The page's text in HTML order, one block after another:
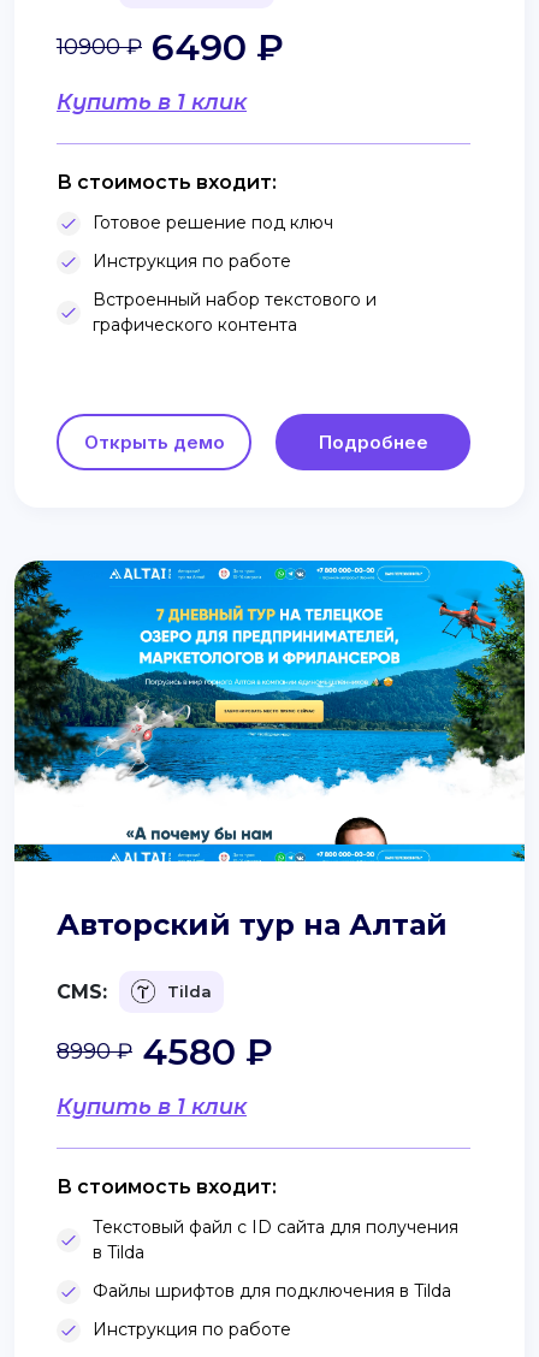
Купить в 1 клик
10900 ₽ 6490 ₽
В стоимость входит:
Готовое решение под ключ
Инструкция по работе
Встроенный набор текстового и
графического контента
Открыть демо Подробнее
Авторский тур на Алтай
CMS: Tilda
Купить в 1 клик
8990 ₽ 4580 ₽
В стоимость входит:
Текстовый файл с ID сайта для получения
в Tilda
Файлы шрифтов для подключения в Tilda
Инструкция по работе